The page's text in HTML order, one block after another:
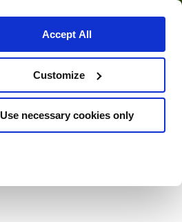
Accept All
Customize
Use necessary cookies only